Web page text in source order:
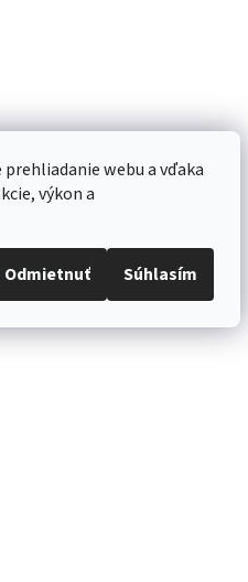
webu a vďaka
výkon a
Odmietnuť Súhlasím